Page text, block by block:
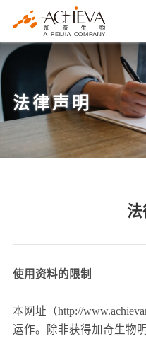
法律声明
法
使用资料的限制
本网址（http://
运作。除非获得加奇生物